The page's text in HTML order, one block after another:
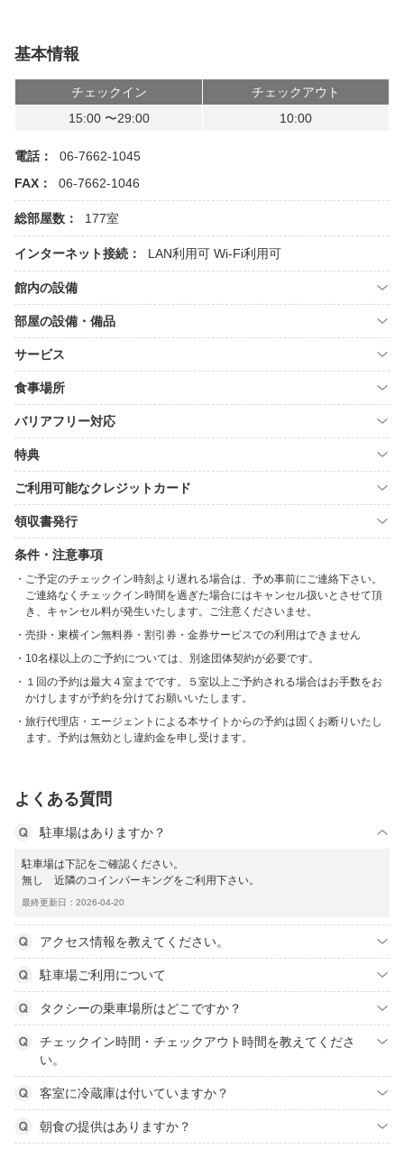
基本情報
チェックイン
チェックアウト
15:00 〜29:00
10:00
電話：
06-7662-1045
FAX：
06-7662-1046
総部屋数： 177室
インターネット接続： LAN利用可 Wi-Fi利用可
館内の設備
部屋の設備・備品
サービス
食事場所
バリアフリー対応
特典
ご利用可能なクレジットカード
領収書発行
条件・注意事項
ご予定のチェックイン時刻より遅れる場合は、予め事前にご連絡下さい。
ご連絡なくチェックイン時間を過ぎた場合にはキャンセル扱いとさせて頂
き、キャンセル料が発生いたします。ご注意くださいませ。
売掛・東横イン無料券・割引券・金券サービスでの利用はできません
10名様以上のご予約については、別途団体契約が必要です。
１回の予約は最大４室までです。５室以上ご予約される場合はお手数をお
かけしますが予約を分けてお願いいたします。
旅行代理店・エージェントによる本サイトからの予約は固くお断りいたし
ます。予約は無効とし違約金を申し受けます。
よくある質問
駐車場はありますか？
駐車場は下記をご確認ください。
無し 近隣のコインパーキングをご利用下さい。
最終更新日：2026-04-20
アクセス情報を教えてください。
駐車場ご利用について
タクシーの乗車場所はどこですか？
チェックイン時間・チェックアウト時間を教えてくださ
い。
客室に冷蔵庫は付いていますか？
朝食の提供はありますか？